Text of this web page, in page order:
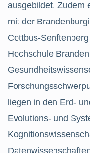
ausgebildet. Zudem
mit der
Cottbus-
Hochschule
liegen in den Erd-
Evolutions- und